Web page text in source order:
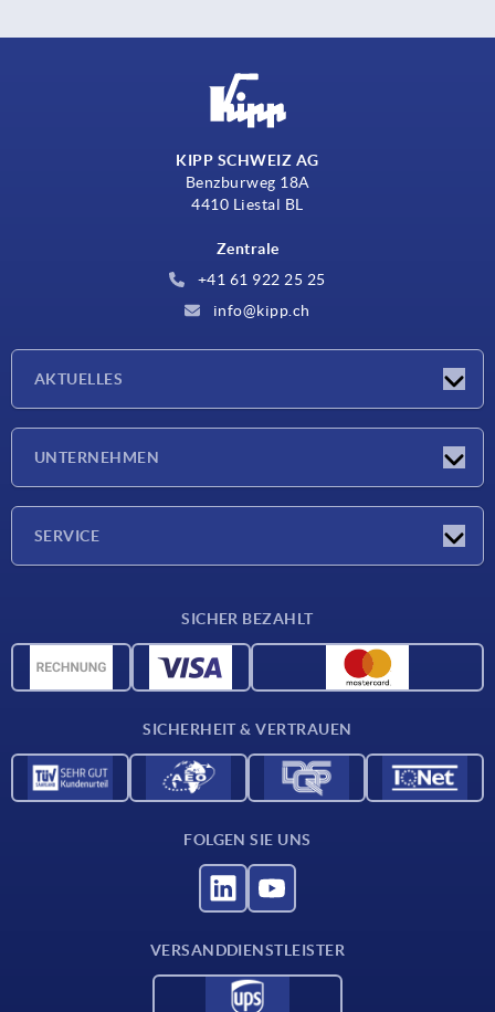
KIPP SCHWEIZ AG
Benzburweg 18A
4410 Liestal BL
Zentrale
+41 61 922 25 25
info@kipp.ch
AKTUELLES
UNTERNEHMEN
SERVICE
CAD-Daten
SICHER BEZAHLT
SICHERHEIT & VERTRAUEN
FOLGEN SIE UNS
VERSANDDIENSTLEISTER